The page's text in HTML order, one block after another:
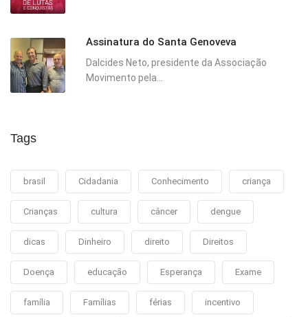
Assinatura do Santa Genoveva
Dalcides Neto, presidente da Associação
Movimento pela...
Tags
brasil Cidadania Conhecimento criança
Crianças cultura câncer dengue
dicas Dinheiro direito Direitos
Doença educação Esperança Exame
família Famílias férias incentivo